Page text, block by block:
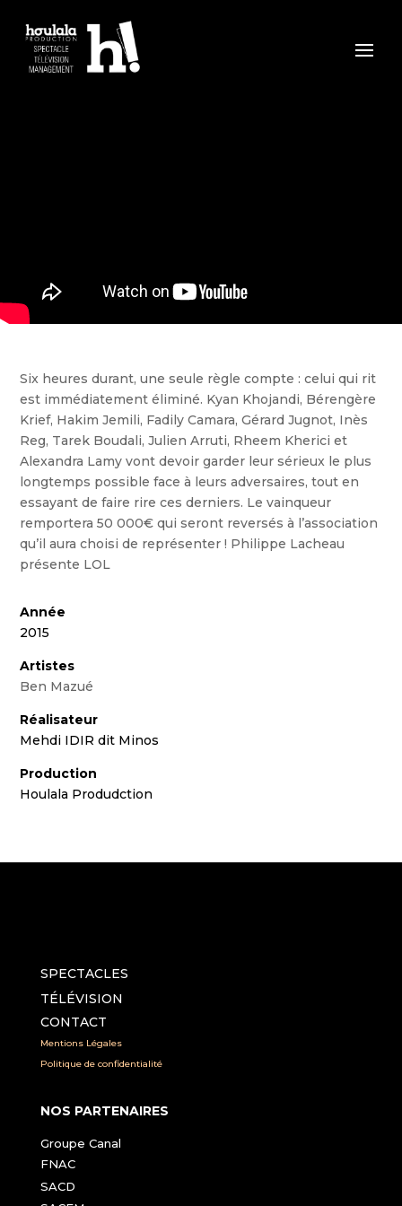
Six heures durant, une seule règle compte : celui qui rit
est immédiatement éliminé. Kyan Khojandi, Bérengère
Krief, Hakim Jemili, Fadily Camara, Gérard Jugnot, Inès
Reg, Tarek Boudali, Julien Arruti, Rheem Kherici et
Alexandra Lamy vont devoir garder leur sérieux le plus
longtemps possible face à leurs adversaires, tout en
essayant de faire rire ces derniers. Le vainqueur
remportera 50 000€ qui seront reversés à l’association
qu’il aura choisi de représenter ! Philippe Lacheau
présente LOL
Année
2015
Artistes
Ben Mazué
Réalisateur
Mehdi IDIR dit Minos
Production
Houlala Produdction
SPECTACLES
TÉLÉVISION
CONTACT
Mentions Légales
Politique de confidentialité
NOS PARTENAIRES
Groupe Canal
FNAC
SACD